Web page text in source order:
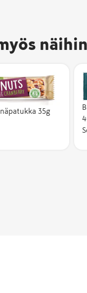
näihin
35g